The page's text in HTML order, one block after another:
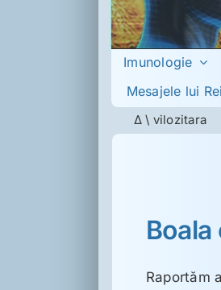
Imunologie
Mesajele lui
Δ \ vilozitara
Raportăm